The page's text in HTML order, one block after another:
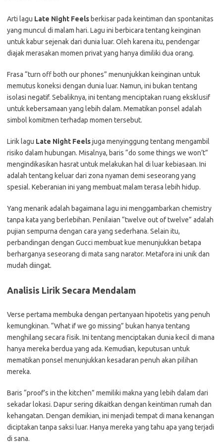
Arti lagu Late Night Feels berkisar pada keintiman dan spontanitas
yang muncul di malam hari. Lagu ini berbicara tentang keinginan
untuk kabur sejenak dari dunia luar. Oleh karena itu, pendengar
diajak merasakan momen privat yang hanya dimiliki dua orang.
Frasa “turn off both our phones” menunjukkan keinginan untuk
memutus koneksi dengan dunia luar. Namun, ini bukan tentang
isolasi negatif. Sebaliknya, ini tentang menciptakan ruang eksklusif
untuk kebersamaan yang lebih dalam. Mematikan ponsel adalah
simbol komitmen terhadap momen tersebut.
Lirik lagu Late Night Feelsjuga menyinggung tentang mengambil
risiko dalam hubungan. Misalnya, baris “do some things we won’t”
mengindikasikan hasrat untuk melakukan hal di luar kebiasaan. Ini
adalah tentang keluar dari zona nyaman demi seseorang yang
spesial. Keberanian ini yang membuat malam terasa lebih hidup.
Yang menarik adalah bagaimana lagu ini menggambarkan chemistry
tanpa kata yang berlebihan. Penilaian “twelve out of twelve” adalah
pujian sempurna dengan cara yang sederhana. Selain itu,
perbandingan dengan Gucci membuat kue menunjukkan betapa
berharganya seseorang di mata sang narator. Metafora ini unik dan
mudah diingat.
Analisis Lirik Secara Mendalam
Verse pertama membuka dengan pertanyaan hipotetis yang penuh
kemungkinan. “What if we go missing” bukan hanya tentang
menghilang secara fisik. Ini tentang menciptakan dunia kecil di mana
hanya mereka berdua yang ada. Kemudian, keputusan untuk
mematikan ponsel menunjukkan kesadaran penuh akan pilihan
mereka.
Baris “proof’s in the kitchen” memiliki makna yang lebih dalam dari
sekadar lokasi. Dapur sering dikaitkan dengan keintiman rumah dan
kehangatan. Dengan demikian, ini menjadi tempat di mana kenangan
diciptakan tanpa saksi luar. Hanya mereka yang tahu apa yang terjadi
di sana.